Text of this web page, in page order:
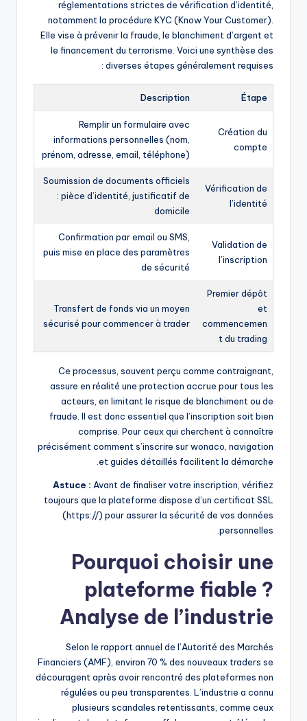
réglementations strictes de vérification d’identité,
notamment la procédure KYC (Know Your Customer).
Elle vise à prévenir la fraude, le blanchiment d’argent et
le financement du terrorisme. Voici une synthèse des
diverses étapes généralement requises :
Étape
Description
Création du
compte
Remplir un formulaire avec
informations personnelles (nom,
prénom, adresse, email, téléphone)
Vérification de
l’identité
Soumission de documents officiels
: pièce d’identité, justificatif de
domicile
Validation de
l’inscription
Confirmation par email ou SMS,
puis mise en place des paramètres
de sécurité
Premier dépôt
et
commencemen
t du trading
Transfert de fonds via un moyen
sécurisé pour commencer à trader
Ce processus, souvent perçu comme contraignant,
assure en réalité une protection accrue pour tous les
acteurs, en limitant le risque de blanchiment ou de
fraude. Il est donc essentiel que l’inscription soit bien
comprise. Pour ceux qui cherchent à connaître
précisément comment s’inscrire sur wonaco, navigation
et guides détaillés facilitent la démarche.
Astuce : Avant de finaliser votre inscription, vérifiez
toujours que la plateforme dispose d’un certificat SSL
(https://) pour assurer la sécurité de vos données
personnelles.
Pourquoi choisir une
plateforme fiable ?
Analyse de l’industrie
Selon le rapport annuel de l’Autorité des Marchés
Financiers (AMF), environ 70 % des nouveaux traders se
découragent après avoir rencontré des plateformes non
régulées ou peu transparentes. L’industrie a connu
plusieurs scandales retentissants, comme ceux